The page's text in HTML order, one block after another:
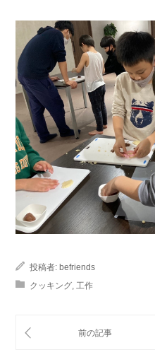
投稿者: befriends
クッキング, 工作